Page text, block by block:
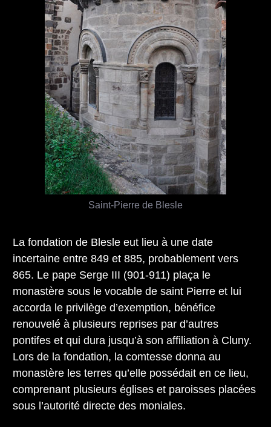
Saint-Pierre de Blesle
La fondation de Blesle eut lieu à une date
incertaine entre 849 et 885, probablement vers
865. Le pape Serge III (901-911) plaça le
monastère sous le vocable de saint Pierre et lui
accorda le privilège d’exemption, bénéfice
renouvelé à plusieurs reprises par d’autres
pontifes et qui dura jusqu’à son affiliation à Cluny.
Lors de la fondation, la comtesse donna au
monastère les terres qu’elle possédait en ce lieu,
comprenant plusieurs églises et paroisses placées
sous l’autorité directe des moniales.